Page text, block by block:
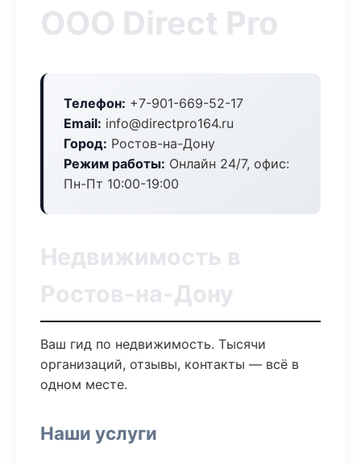
ООО Direct Pro
Телефон: +7-901-669-52-17
Email: info@directpro164.ru
Город: Ростов-на-Дону
Режим работы: Онлайн 24/7, офис:
Пн-Пт 10:00-19:00
Недвижимость в
Ростов-на-Дону
Ваш гид по недвижимость. Тысячи
организаций, отзывы, контакты — всё в
одном месте.
Наши услуги